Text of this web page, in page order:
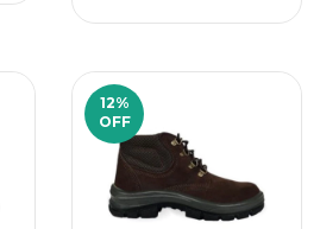
12%
OFF